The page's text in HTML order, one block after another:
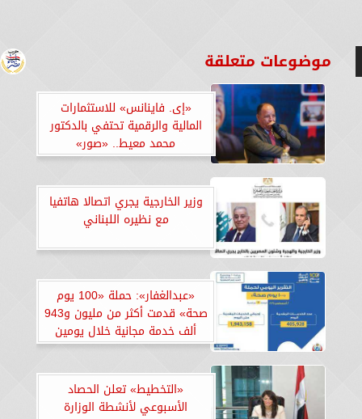
موضوعات متعلقة
«إى. فاينانس» للاستثمارات
المالية والرقمية تحتفي بالدكتور
محمد معيط.. «صور»
وزير الخارجية يجري اتصالا هاتفيا
مع نظيره اللبناني
«عبدالغفار»: حملة «100 يوم
صحة» قدمت أكثر من مليون و943
ألف خدمة مجانية خلال يومين
«التخطيط» تعلن الحصاد
الأسبوعي لأنشطة الوزارة